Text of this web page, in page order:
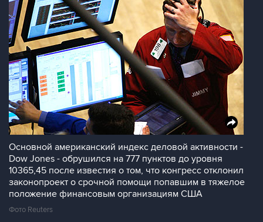
Основной американский индекс деловой активности -
Dow Jones - обрушился на 777 пунктов до уровня
10365,45 после известия о том, что конгресс отклонил
законопроект о срочной помощи попавшим в тяжелое
положение финансовым организациям США
Фото Reuters